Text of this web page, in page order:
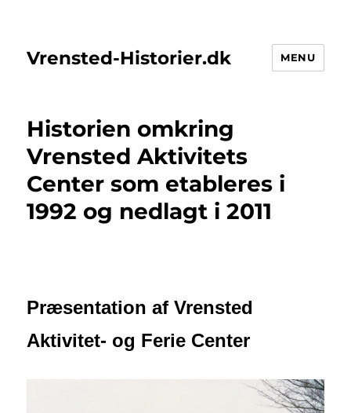
Vrensted-Historier.dk MENU
Historien omkring
Vrensted Aktivitets
Center som etableres i
1992 og nedlagt i 2011
Præsentation af Vrensted
Aktivitet- og Ferie Center